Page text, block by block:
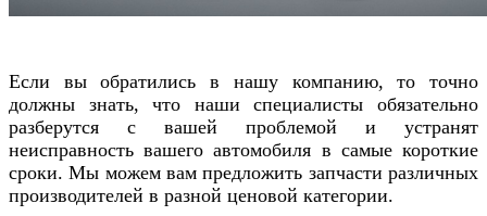
Если вы обратились в нашу компанию, то точно
должны знать, что наши специалисты обязательно
разберутся с вашей проблемой и устранят
неисправность вашего автомобиля в самые короткие
сроки. Мы можем вам предложить запчасти различных
производителей в разной ценовой категории.